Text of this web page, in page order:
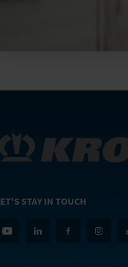
STAY IN TOUCH